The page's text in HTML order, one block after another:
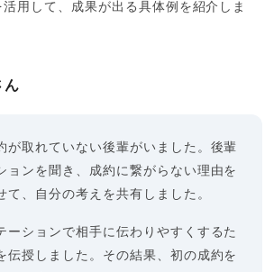
用して、成果が出る具体例を紹介しま
ん
が取れていない後輩がいました。後輩
ョンを聞き、成約に繋がらない理由を
て、自分の考えを共有しました。
ーションで相手に伝わりやすくするた
伝授しました。その結果、初の成約を